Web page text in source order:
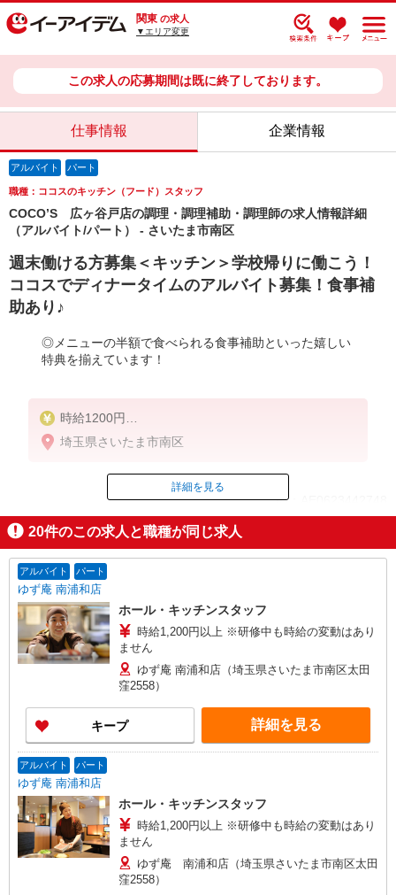
関東 の求人
▼エリア変更
この求人の応募期間は既に終了しております。
仕事情報 企業情報
アルバイト パート
職種：ココスのキッチン（フード）スタッフ
COCO’S 広ヶ谷戸店の調理・調理補助・調理師の求人情報詳細
（アルバイト/パート） - さいたま市南区
週末働ける方募集＜キッチン＞学校帰りに働こう！
ココスでディナータイムのアルバイト募集！食事補
助あり♪
◎メニューの半額で食べられる食事補助といった嬉しい
特典を揃えています！
時給1200円
※22:00〜翌5:00：時給1600円
※高校生時給1150円
土日祝は1時間当たり＋100円
■特別手当
早朝手当（5:00〜8:00）時給＋200円
埼玉県さいたま市南区
ID：AE0623442748
掲載期間終了
詳細を見る
20件のこの求人と職種が同じ求人
アルバイト パート
ゆず庵 南浦和店
ホール・キッチンスタッフ
時給1,200円以上 ※研修中も時給の変動はあり
ません
ゆず庵 南浦和店（埼玉県さいたま市南区太田
窪2558）
キープ 詳細を見る
アルバイト パート
ゆず庵 南浦和店
ホール・キッチンスタッフ
時給1,200円以上 ※研修中も時給の変動はあり
ません
ゆず庵 南浦和店（埼玉県さいたま市南区太田
窪2558）